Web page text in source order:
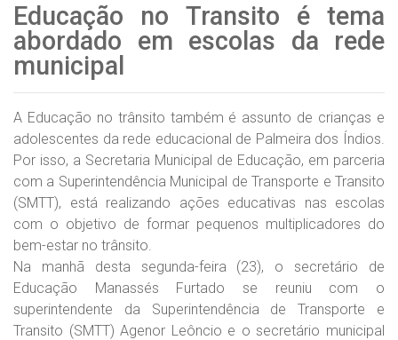
Educação no Transito é tema
abordado em escolas da rede
municipal
A Educação no trânsito também é assunto de crianças e
adolescentes da rede educacional de Palmeira dos Índios.
Por isso, a Secretaria Municipal de Educação, em parceria
com a Superintendência Municipal de Transporte e Transito
(SMTT), está realizando ações educativas nas escolas
com o objetivo de formar pequenos multiplicadores do
bem-estar no trânsito.
Na manhã desta segunda-feira (23), o secretário de
Educação Manassés Furtado se reuniu com o
superintendente da Superintendência de Transporte e
Transito (SMTT) Agenor Leôncio e o secretário municipal